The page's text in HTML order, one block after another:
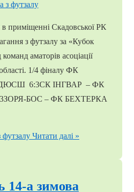
приміщенні Скадовської РК
з футзалу за «Кубок
аматорів асоціації
1/4 фіналу ФК
6:3СК ІНГВАР – ФК
БОС – ФК БЕХТЕРКА
Читати далі »
14-а зимова